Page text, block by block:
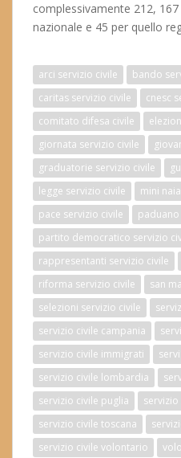
complessivamente 212,
nazionale e 45 per quello
arci servizio civile
bando
caritas servizio civile
cnesc
comitato difesa civile
giornata servizio civile
graduatorie servizio civile
legge servizio civile
mini naia
pace servizio civile
paduano
partito democratico servizio
rappresentanti servizio civile
riforma servizio civile
san
selezioni servizio civile
servizio civile campania
servizio civile immigrati
servizio civile lombardia
servizio civile puglia
servizio
servizio civile toscana
servizio civile volontario